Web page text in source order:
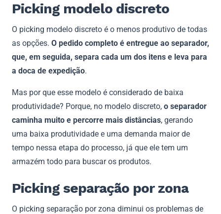
Picking modelo discreto
O picking modelo discreto é o menos produtivo de todas
as opções. O pedido completo é entregue ao separador,
que, em seguida, separa cada um dos itens e leva para
a doca de expedição.
Mas por que esse modelo é considerado de baixa
produtividade? Porque, no modelo discreto, o separador
caminha muito e percorre mais distâncias, gerando
uma baixa produtividade e uma demanda maior de
tempo nessa etapa do processo, já que ele tem um
armazém todo para buscar os produtos.
Picking separação por zona
O picking separação por zona diminui os problemas de